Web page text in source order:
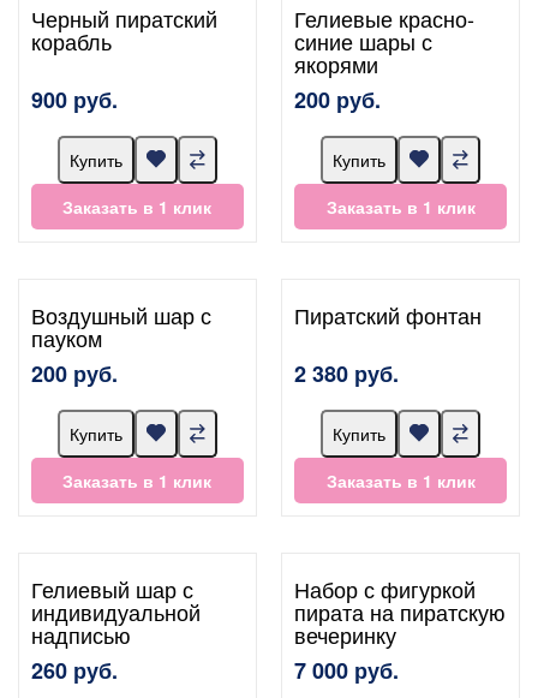
Черный пиратский
корабль
900 руб.
Купить
Заказать в 1 клик
Гелиевые красно-
синие шары с
якорями
200 руб.
Купить
Заказать в 1 клик
Воздушный шар с
пауком
200 руб.
Купить
Заказать в 1 клик
Пиратский фонтан
2 380 руб.
Купить
Заказать в 1 клик
Гелиевый шар с
индивидуальной
надписью
260 руб.
Набор с фигуркой
пирата на пиратскую
вечеринку
7 000 руб.